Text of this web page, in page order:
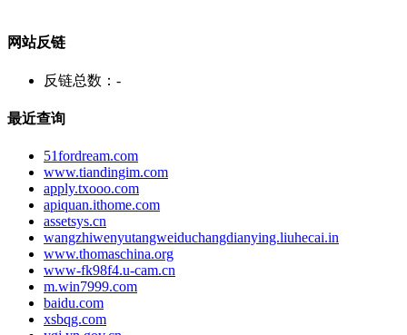
网站反链
反链总数： -
最近查询
51fordream.com
www.tiandingim.com
apply.txooo.com
apiquan.ithome.com
assetsys.cn
wangzhiwenyutangweiduchangdianying.liuhecai.in
www.thomaschina.org
www-fk98f4.u-cam.cn
m.win7999.com
baidu.com
xsbqg.com